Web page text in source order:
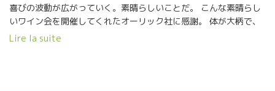
喜びの波動が広がっていく。素晴らしいことだ。 こんな素晴らし
いワイン会を開催してくれたオーリック社に感謝。 体が大柄で、
心も大きいオーリック濱田社長、ありがとうございました。小柄
Lire la suite